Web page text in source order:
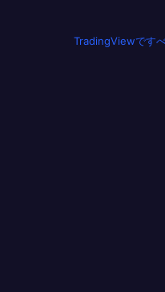
TradingViewです